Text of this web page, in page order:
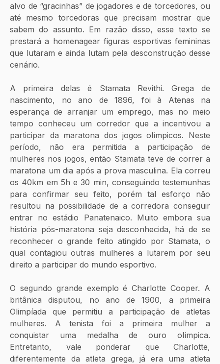
alvo de “gracinhas” de jogadores e de torcedores, ou
até mesmo torcedoras que precisam mostrar que
sabem do assunto. Em razão disso, esse texto se
prestará a homenagear figuras esportivas femininas
que lutaram e ainda lutam pela desconstrução desse
cenário.
A primeira delas é Stamata Revithi. Grega de
nascimento, no ano de 1896, foi à Atenas na
esperança de arranjar um emprego, mas no meio
tempo conheceu um corredor que a incentivou a
participar da maratona dos jogos olímpicos. Neste
período, não era permitida a participação de
mulheres nos jogos, então Stamata teve de correr a
maratona um dia após a prova masculina. Ela correu
os 40km em 5h e 30 min, conseguindo testemunhas
para confirmar seu feito, porém tal esforço não
resultou na possibilidade de a corredora conseguir
entrar no estádio Panatenaico. Muito embora sua
história pós-maratona seja desconhecida, há de se
reconhecer o grande feito atingido por Stamata, o
qual contagiou outras mulheres a lutarem por seu
direito a participar do mundo esportivo.
O segundo grande exemplo é Charlotte Cooper. A
britânica disputou, no ano de 1900, a primeira
Olimpíada que permitiu a participação de atletas
mulheres. A tenista foi a primeira mulher a
conquistar uma medalha de ouro olímpica.
Entretanto, vale ponderar que Charlotte,
diferentemente da atleta grega, já era uma atleta